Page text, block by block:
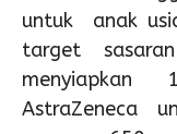
untuk anak
target
AstraZeneca